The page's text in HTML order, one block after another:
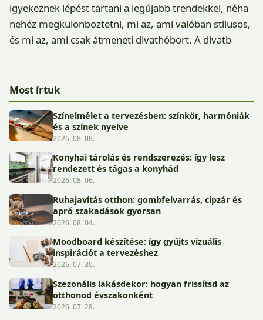
igyekeznek lépést tartani a legújabb trendekkel, néha
nehéz megkülönböztetni, mi az, ami valóban stílusos,
és mi az, ami csak átmeneti divathóbort. A divatb
Most írtuk
Színelmélet a tervezésben: színkör, harmóniák
és a színek nyelve
2026. 08. 08.
Konyhai tárolás és rendszerezés: így lesz
rendezett és tágas a konyhád
2026. 08. 06.
Ruhajavítás otthon: gombfelvarrás, cipzár és
apró szakadások gyorsan
2026. 08. 04.
Moodboard készítése: így gyűjts vizuális
inspirációt a tervezéshez
2026. 07. 30.
Szezonális lakásdekor: hogyan frissítsd az
otthonod évszakonként
2026. 07. 28.